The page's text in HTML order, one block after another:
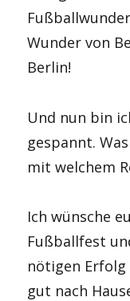
Wunder von
Berlin!
Und nun bin
gespannt.
mit welchem
Ich wünsche
Fußballfest
nötigen
gut nach